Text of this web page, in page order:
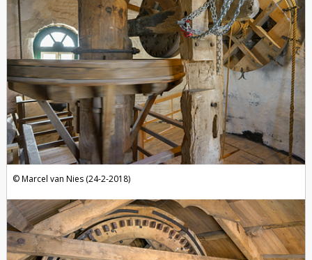
Marcel van Nies (24-2-2018)